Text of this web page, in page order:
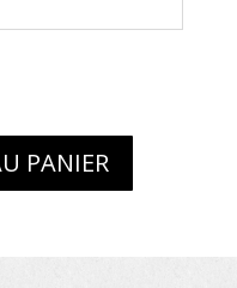
PANIER
A